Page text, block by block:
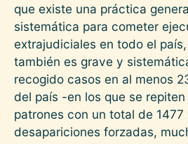
que existe una práctica
sistemática para cometer
extrajudiciales en todo el
también es grave y
recogido casos en al menos
del país -en los que se
patrones con un total de
desapariciones forzadas,